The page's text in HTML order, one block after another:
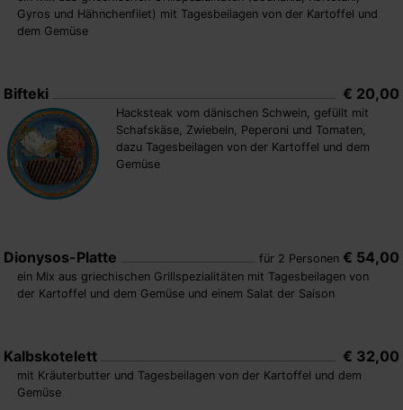
Gyros und Hähnchenfilet) mit Tagesbeilagen von der Kartoffel und
dem Gemüse
Bifteki € 20,00
Hacksteak vom dänischen Schwein, gefüllt mit
Schafskäse, Zwiebeln, Peperoni und Tomaten,
dazu Tagesbeilagen von der Kartoffel und dem
Gemüse
Dionysos-Platte für 2 Personen € 54,00
ein Mix aus griechischen Grillspezialitäten mit Tagesbeilagen von
der Kartoffel und dem Gemüse und einem Salat der Saison
Kalbskotelett € 32,00
mit Kräuterbutter und Tagesbeilagen von der Kartoffel und dem
Gemüse